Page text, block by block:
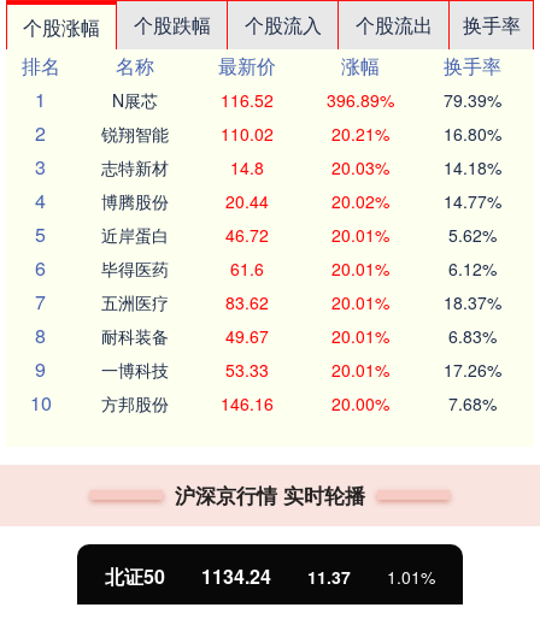
个股涨幅 个股跌幅 个股流入 个股流出
换手率
排名
名称 最新价 涨幅
换手率
1
N展芯 116.52 396.89% 79.39%
2 锐翔智能 110.02 20.21% 16.80%
3 志特新材 14.8 20.03% 14.18%
4 博腾股份 20.44 20.02% 14.77%
5 近岸蛋白 46.72 20.01% 5.62%
6 毕得医药 61.6 20.01% 6.12%
7 五洲医疗 83.62 20.01% 18.37%
8 耐科装备 49.67 20.01% 6.83%
9 一博科技 53.33 20.01% 17.26%
10 方邦股份 146.16 20.00% 7.68%
沪深京行情 实时轮播
北证50 1134.24 11.37 1.01%